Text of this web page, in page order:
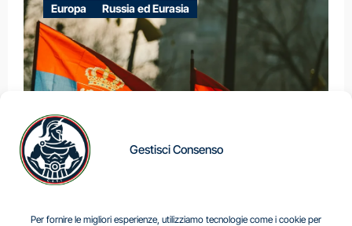
Gestisci Consenso
Per fornire le migliori esperienze, utilizziamo tecnologie come i cookie per
Europa Russia ed Eurasia